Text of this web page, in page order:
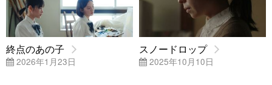
終点のあの子
2026年1月23日
スノードロップ
2025年10月10日